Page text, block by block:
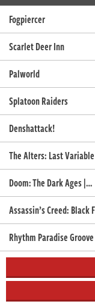
Fogpiercer
Scarlet Deer Inn
Palworld
Splatoon Raiders
Denshattack!
The Alters: Last Variable
Doom: The Dark Ages |…
Assassin’s Creed: Black
Rhythm Paradise Groove